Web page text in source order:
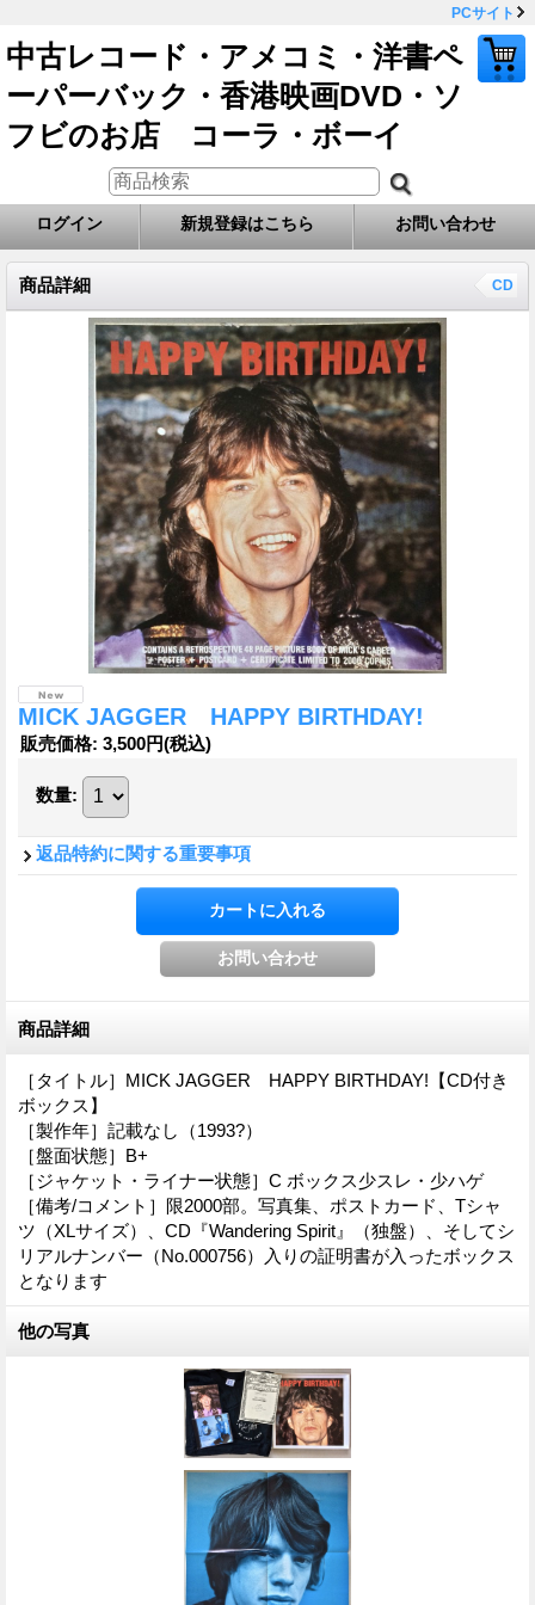
PCサイト
中古レコード・アメコミ・洋書ペ
ーパーバック・香港映画DVD・ソ
フビのお店 コーラ・ボーイ
ログイン 新規登録はこちら お問い合わせ
商品詳細 CD
MICK JAGGER HAPPY BIRTHDAY!
販売価格: 3,500円(税込)
数量:
返品特約に関する重要事項
商品詳細
［タイトル］MICK JAGGER HAPPY BIRTHDAY!【CD付き
ボックス】
［製作年］記載なし（1993?）
［盤面状態］B+
［ジャケット・ライナー状態］C ボックス少スレ・少ハゲ
［備考/コメント］限2000部。写真集、ポストカード、Tシャ
ツ（XLサイズ）、CD『Wandering Spirit』（独盤）、そしてシ
リアルナンバー（No.000756）入りの証明書が入ったボックス
となります
他の写真